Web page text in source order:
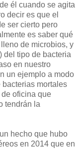
él cuando se agita
decir es que el
ser cierto pero
es saber qué
de microbios, y
del tipo de bacteria
en nuestro
un ejemplo a modo
mortales
oficina que
tendrán la
hecho que hubo
en 2014 que en